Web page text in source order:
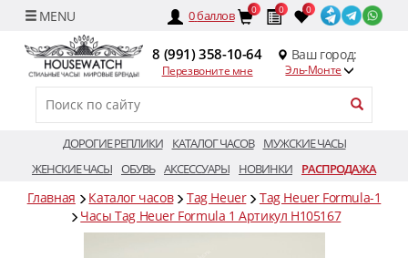
0баллов 0 0 0
8 (991) 358-10-64
Перезвоните мне
Ваш город:
Эль-Монте
ДОРОГИЕ РЕПЛИКИ КАТАЛОГ ЧАСОВ
МУЖСКИЕ ЧАСЫ
ЖЕНСКИЕ ЧАСЫ ОБУВЬ АКСЕССУАРЫ НОВИНКИ РАСПРОДАЖА
Главная Каталог часов Tag Heuer
Tag Heuer Formula-1
Часы Tag Heuer Formula 1 Артикул H105167